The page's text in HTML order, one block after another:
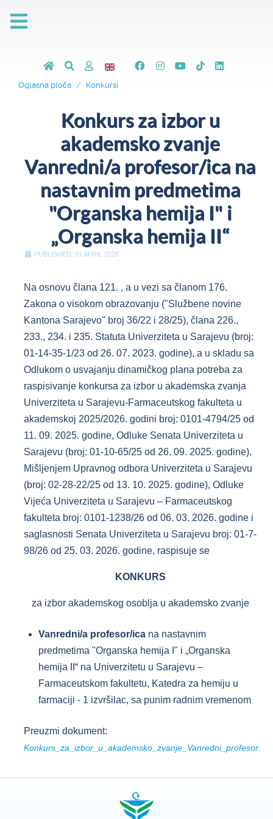
Oglasna ploča Konkursi
Konkurs za izbor u
akademsko zvanje
Vanredni/a profesor/ica na
nastavnim predmetima
"Organska hemija I" i
„Organska hemija II“
PUBLISHED: 01 APRIL 2026
Na osnovu člana 121. , a u vezi sa članom 176.
Zakona o visokom obrazovanju ("Službene novine
Kantona Sarajevo" broj 36/22 i 28/25), člana 226.,
233., 234. i 235. Statuta Univerziteta u Sarajevu (broj:
01-14-35-1/23 od 26. 07. 2023. godine), a u skladu sa
Odlukom o usvajanju dinamičkog plana potreba za
raspisivanje konkursa za izbor u akademska zvanja
Univerziteta u Sarajevu-Farmaceutskog fakulteta u
akademskoj 2025/2026. godini broj: 0101-4794/25 od
11. 09. 2025. godine, Odluke Senata Univerziteta u
Sarajevu (broj: 01-10-65/25 od 26. 09. 2025. godine),
Mišljenjem Upravnog odbora Univerziteta u Sarajevu
(broj: 02-28-22/25 od 13. 10. 2025. godine), Odluke
Vijeća Univerziteta u Sarajevu – Farmaceutskog
fakulteta broj: 0101-1238/26 od 06. 03. 2026. godine i
saglasnosti Senata Univerziteta u Sarajevu broj: 01-7-
98/26 od 25. 03. 2026. godine, raspisuje se
KONKURS
za izbor akademskog osoblja u akademsko zvanje
Vanredni/a profesor/ica na nastavnim
predmetima "Organska hemija I" i „Organska
hemija II“ na Univerzitetu u Sarajevu –
Farmaceutskom fakultetu, Katedra za hemiju u
farmaciji - 1 izvršilac, sa punim radnim vremenom
Preuzmi dokument:
Konkurs_za_izbor_u_akademsko_zvanje_Vanredni_profesor